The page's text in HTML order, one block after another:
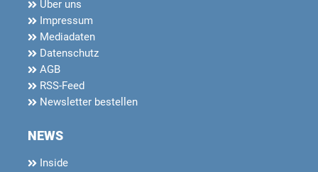
Über uns
Impressum
Mediadaten
Datenschutz
AGB
RSS-Feed
Newsletter bestellen
NEWS
Inside